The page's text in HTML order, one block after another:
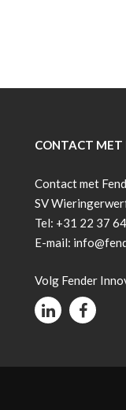
CONTACT MET
Contact met
SV
Tel: +31 22 37
E-mail:
Volg Fender